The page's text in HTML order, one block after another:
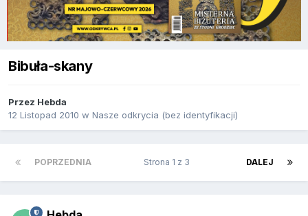
Bibuła-skany
Przez Hebda
12 Listopad 2010 w Nasze odkrycia (bez identyfikacji)
POPRZEDNIA DALEJ
Strona 1 z 3